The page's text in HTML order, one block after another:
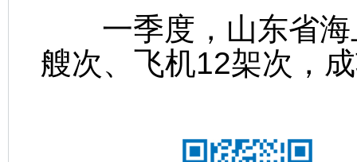
一季度，山东省海
艘次、飞机12架次，